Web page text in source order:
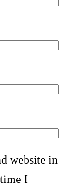
website in
I